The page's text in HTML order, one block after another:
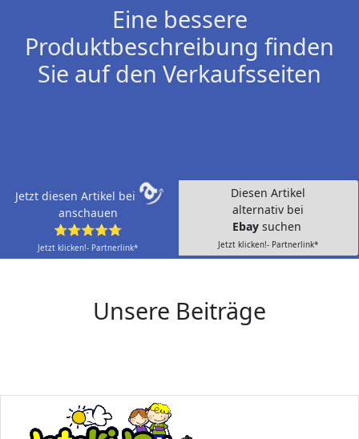
Eine bessere
Produktbeschreibung finden
Sie auf den Verkaufsseiten
Jetzt diesen Artikel bei
anschauen
⭐⭐⭐⭐⭐
Jetzt klicken!- Partnerlink*
Diesen Artikel
alternativ bei
Ebay suchen
Jetzt klicken!- Partnerlink*
Unsere Beiträge